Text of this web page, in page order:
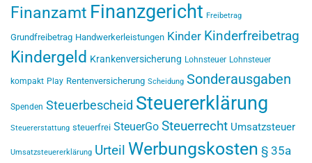
Finanzamt Finanzgericht Freibetrag
Grundfreibetrag Handwerkerleistungen Kinder Kinderfreibetrag
Kindergeld Krankenversicherung Lohnsteuer Lohnsteuer
kompakt Play Rentenversicherung Scheidung Sonderausgaben
Spenden Steuerbescheid Steuererklärung
Steuererstattung steuerfrei SteuerGo Steuerrecht Umsatzsteuer
Umsatzsteuererklärung Urteil Werbungskosten § 35a